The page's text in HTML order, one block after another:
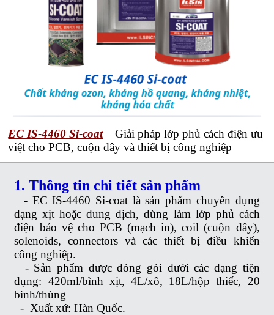
EC IS-4460 Si-coat– Giải pháp lớp phủ cách điện ưu
việt cho PCB, cuộn dây và thiết bị công nghiệp
1. Thông tin chi tiết sản phẩm
- EC IS-4460 Si-coat là sản phẩm chuyên dụng
dạng xịt hoặc dung dịch, dùng làm lớp phủ cách
điện bảo vệ cho PCB (mạch in), coil (cuộn dây),
solenoids, connectors và các thiết bị điều khiển
công nghiệp.
- Sản phẩm được đóng gói dưới các dạng tiện
dụng: 420ml/bình xịt, 4L/xô, 18L/hộp thiếc, 20
bình/thùng
- Xuất xứ: Hàn Quốc.